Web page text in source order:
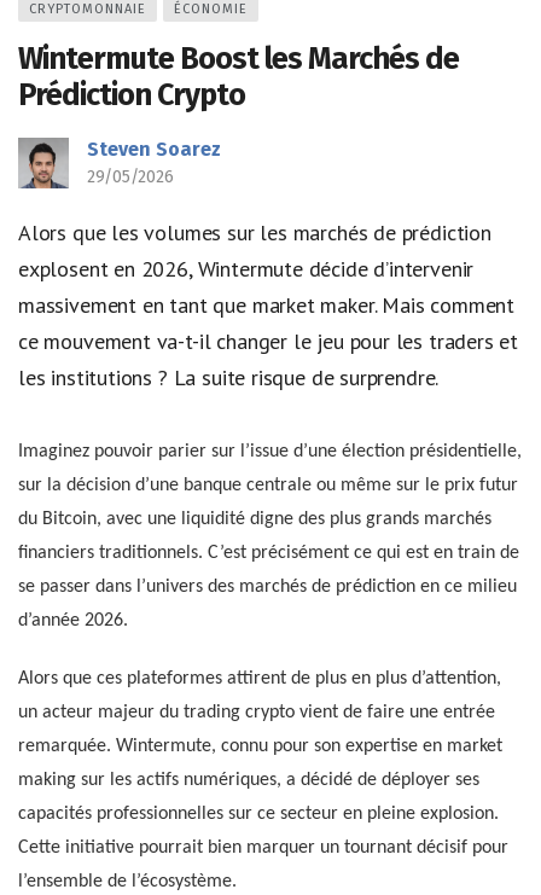
CRYPTOMONNAIE ÉCONOMIE
Wintermute Boost les Marchés de
Prédiction Crypto
Steven Soarez
29/05/2026
Alors que les volumes sur les marchés de prédiction
explosent en 2026, Wintermute décide d’intervenir
massivement en tant que market maker. Mais comment
ce mouvement va-t-il changer le jeu pour les traders et
les institutions ? La suite risque de surprendre.
Imaginez pouvoir parier sur l’issue d’une élection présidentielle,
sur la décision d’une banque centrale ou même sur le prix futur
du Bitcoin, avec une liquidité digne des plus grands marchés
financiers traditionnels. C’est précisément ce qui est en train de
se passer dans l’univers des marchés de prédiction en ce milieu
d’année 2026.
Alors que ces plateformes attirent de plus en plus d’attention,
un acteur majeur du trading crypto vient de faire une entrée
remarquée. Wintermute, connu pour son expertise en market
making sur les actifs numériques, a décidé de déployer ses
capacités professionnelles sur ce secteur en pleine explosion.
Cette initiative pourrait bien marquer un tournant décisif pour
l’ensemble de l’écosystème.